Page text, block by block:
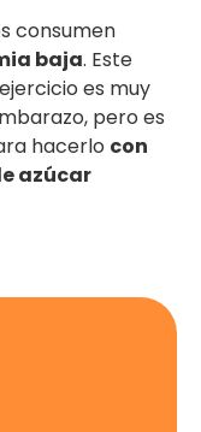
consumen
baja. Este
es muy
pero es
hacerlo con
azúcar